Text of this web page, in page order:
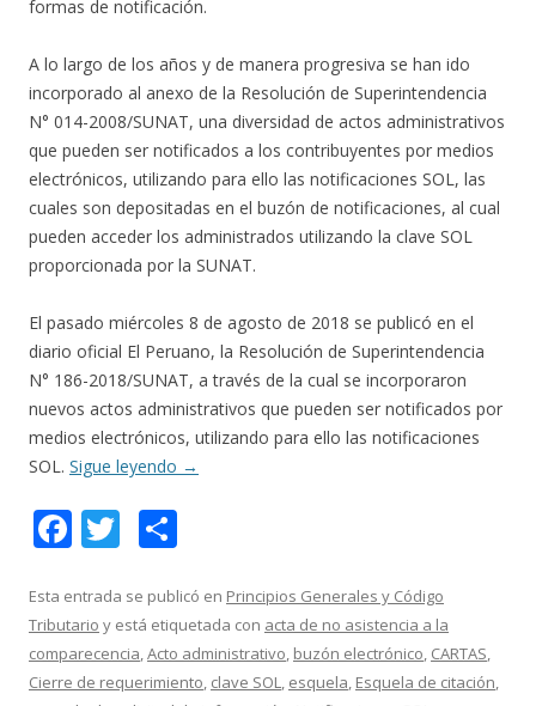
formas de notificación.
A lo largo de los años y de manera progresiva se han ido
incorporado al anexo de la Resolución de Superintendencia
N° 014-2008/SUNAT, una diversidad de actos administrativos
que pueden ser notificados a los contribuyentes por medios
electrónicos, utilizando para ello las notificaciones SOL, las
cuales son depositadas en el buzón de notificaciones, al cual
pueden acceder los administrados utilizando la clave SOL
proporcionada por la SUNAT.
El pasado miércoles 8 de agosto de 2018 se publicó en el
diario oficial El Peruano, la Resolución de Superintendencia
N° 186-2018/SUNAT, a través de la cual se incorporaron
nuevos actos administrativos que pueden ser notificados por
medios electrónicos, utilizando para ello las notificaciones
SOL. Sigue leyendo →
F
e
b
o
T
itt
er
m
p
ar
Esta entrada se publicó en Principios Generales y Código
Tributario y está etiquetada con acta de no asistencia a la
comparecencia,Acto administrativo, buzón electrónico, CARTAS,
Cierre de requerimiento, clave SOL, esquela, Esquela de citación,